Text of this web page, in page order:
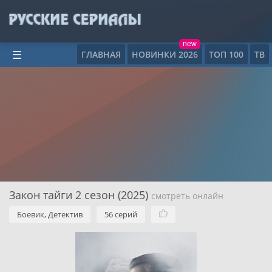
ГЛАВНАЯ НОВИНКИ 2026
new
ТОП 100 ТВ
☰
Закон тайги 2 сезон (2025) смотреть онлайн
Боевик, Детектив 56 серий